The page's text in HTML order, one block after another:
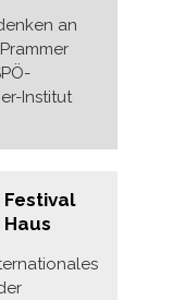
an
Institut
Festival
Haus